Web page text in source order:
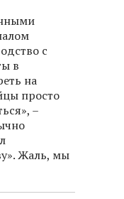
с
в
на
просто
–
Жаль, мы